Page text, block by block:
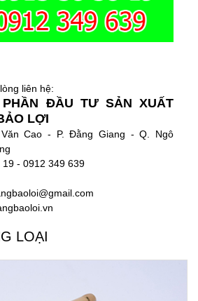
liên hệ:
ĐẦU TƯ SẢN XUẤT
LỢI
Cao - P. Đằng Giang - Q. Ngô
- 0912 349 639
LOẠI